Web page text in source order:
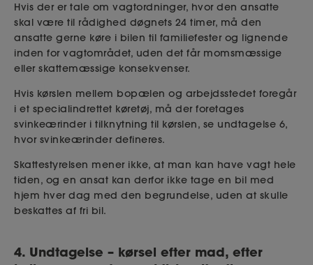
Hvis der er tale om vagtordninger, hvor den ansatte
skal være til rådighed døgnets 24 timer, må den
ansatte gerne køre i bilen til familiefester og lignende
inden for vagtområdet, uden det får momsmæssige
eller skattemæssige konsekvenser.
Hvis kørslen mellem bopælen og arbejdsstedet foregår
i et specialindrettet køretøj, må der foretages
svinkeærinder i tilknytning til kørslen, se undtagelse 6,
hvor svinkeærinder defineres.
Skattestyrelsen mener ikke, at man kan have vagt hele
tiden, og en ansat kan derfor ikke tage en bil med
hjem hver dag med den begrundelse, uden at skulle
beskattes af fri bil.
4. Undtagelse – kørsel efter mad, efter